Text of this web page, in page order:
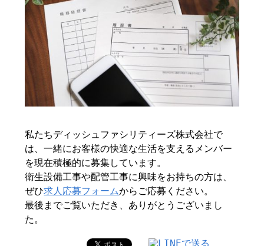
私たちディッシュファシリティーズ株式会社で
は、一緒にお客様の快適な生活を支えるメンバー
を現在積極的に募集しています。
衛生設備工事や配管工事に興味をお持ちの方は、
ぜひ求人応募フォームからご応募ください。
最後までご覧いただき、ありがとうございまし
た。